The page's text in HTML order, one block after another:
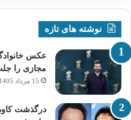
نوشته های تازه
عکس
مجازی را
15 مرداد 1405
درگذشت کاوه